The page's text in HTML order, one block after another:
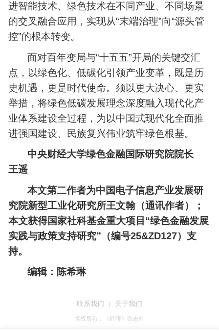
进智能技术、绿色技术在不同产业、不同场景
的交叉融合应用，实现从“末端治理”向“源头管
控”的根本转变。
面对百年变局与“十五五”开局的关键交汇
点，以绿色化、低碳化引领产业变革，既是历
史机遇，更是时代使命。须以更大决心、更实
举措，将绿色低碳发展理念深度融入现代化产
业体系建设全过程，为以中国式现代化全面推
进强国建设、民族复兴伟业筑牢绿色根基。
中央财经大学绿色金融国际研究院院长
王遥
本文第二作者为中国电子信息产业发展研
究院新型工业化研究所王文翰（通讯作者）；
本文获得国家社科基金重大项目 “绿色金融发展
实践与政策支持研究”（编号25&ZD127）支
持。
编辑：陈希琳
联系我们 关于我们
版权所有：《经济》杂志社